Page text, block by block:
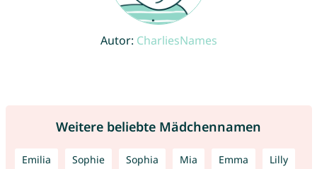
Autor: CharliesNames
Weitere beliebte Mädchennamen
Emilia Sophie Sophia Mia Emma Lilly